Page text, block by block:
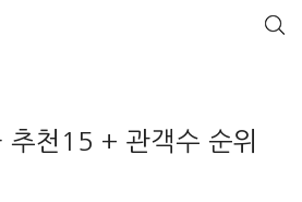
천15 + 관객수 순위